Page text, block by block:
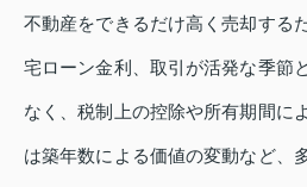
不動産をできるだけ高く売却する
宅ローン金利、取引が活発な季節
なく、税制上の控除や所有期間に
は築年数による価値の変動など、